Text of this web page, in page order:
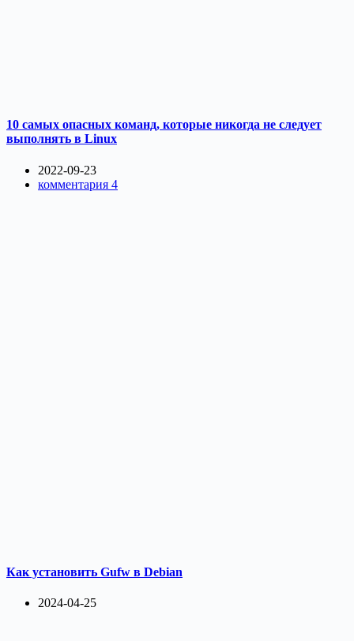
10 самых опасных команд, которые никогда не следует
выполнять в Linux
2022-09-23
комментария 4
Как установить Gufw в Debian
2024-04-25